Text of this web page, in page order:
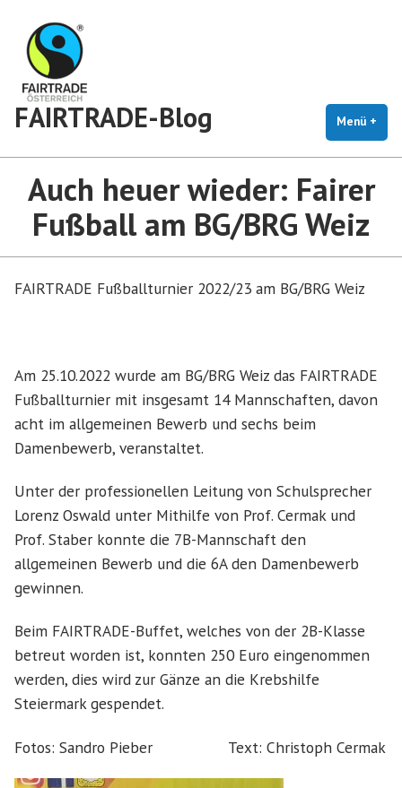
Inhalt
springen
FAIRTRADE-Blog Menü +
Auch heuer wieder: Fairer
Fußball am BG/BRG Weiz
FAIRTRADE Fußballturnier 2022/23 am BG/BRG Weiz
Am 25.10.2022 wurde am BG/BRG Weiz das FAIRTRADE
Fußballturnier mit insgesamt 14 Mannschaften, davon
acht im allgemeinen Bewerb und sechs beim
Damenbewerb, veranstaltet.
Unter der professionellen Leitung von Schulsprecher
Lorenz Oswald unter Mithilfe von Prof. Cermak und
Prof. Staber konnte die 7B-Mannschaft den
allgemeinen Bewerb und die 6A den Damenbewerb
gewinnen.
Beim FAIRTRADE-Buffet, welches von der 2B-Klasse
betreut worden ist, konnten 250 Euro eingenommen
werden, dies wird zur Gänze an die Krebshilfe
Steiermark gespendet.
Fotos: Sandro Pieber Text: Christoph Cermak